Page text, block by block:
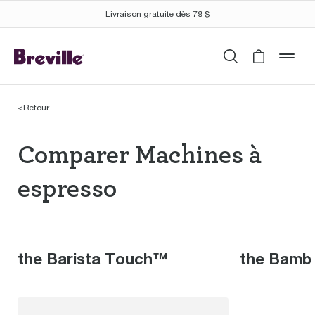
Livraison gratuite dès 79 $
Recherche
Cart is
<Retour
Comparer Machines
Comparer Machines à
espresso
the Barista Touch™ the